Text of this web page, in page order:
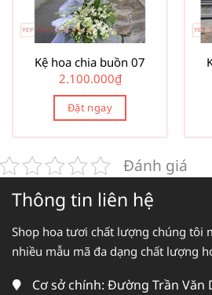
Kệ hoa chia buồn 07
2.100.000₫
Đặt ngay
Đánh giá
Thông tin liên hệ
Shop hoa tươi chất lượng chúng tôi
nhiều mẫu mã đa dạng chất lượng
Cơ sở chính: Đường Trần Văn